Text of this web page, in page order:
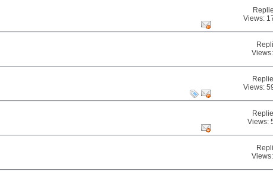
Views:
Views:
Views: